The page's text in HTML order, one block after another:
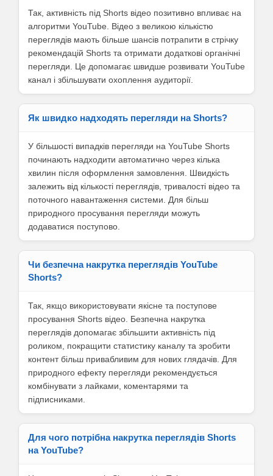
Так, активність під Shorts відео позитивно впливає на
алгоритми YouTube. Відео з великою кількістю
переглядів мають більше шансів потрапити в стрічку
рекомендацій Shorts та отримати додаткові органічні
перегляди. Це допомагає швидше розвивати YouTube
канал і збільшувати охоплення аудиторії.
Як швидко надходять перегляди на Shorts?
У більшості випадків перегляди на YouTube Shorts
починають надходити автоматично через кілька
хвилин після оформлення замовлення. Швидкість
залежить від кількості переглядів, тривалості відео та
поточного навантаження системи. Для більш
природного просування перегляди можуть
додаватися поступово.
Чи безпечна накрутка переглядів YouTube
Shorts?
Так, якщо використовувати якісне та поступове
просування Shorts відео. Безпечна накрутка
переглядів допомагає збільшити активність під
роликом, покращити статистику каналу та зробити
контент більш привабливим для нових глядачів. Для
природного ефекту перегляди рекомендується
комбінувати з лайками, коментарями та
підписниками.
Для чого потрібна накрутка переглядів Shorts
на YouTube?